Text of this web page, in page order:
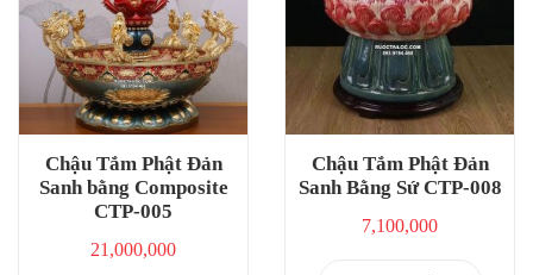
Chậu Tắm Phật Đản
Sanh bằng Composite
CTP-005
21,000,000
Chậu Tắm Phật Đản
Sanh Bằng Sứ CTP-008
7,100,000